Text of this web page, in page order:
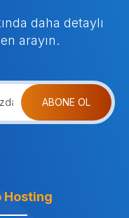
daha detaylı
arayın.
ABONE OL
Hosting